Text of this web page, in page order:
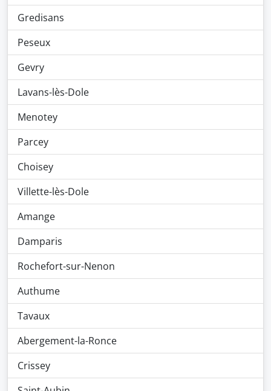
Gredisans
Peseux
Gevry
Lavans-lès-Dole
Menotey
Parcey
Choisey
Villette-lès-Dole
Amange
Damparis
Rochefort-sur-Nenon
Authume
Tavaux
Abergement-la-Ronce
Crissey